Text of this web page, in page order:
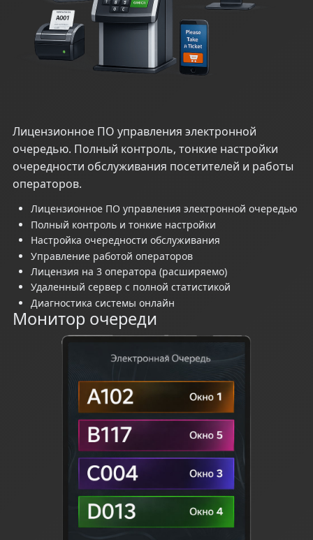
Лицензионное ПО управления электронной
очередью. Полный контроль, тонкие настройки
очередности обслуживания посетителей и работы
операторов.
Лицензионное ПО управления электронной очередью
Полный контроль и тонкие настройки
Настройка очередности обслуживания
Управление работой операторов
Лицензия на 3 оператора (расширяемо)
Удаленный сервер с полной статистикой
Диагностика системы онлайн
Монитор очереди